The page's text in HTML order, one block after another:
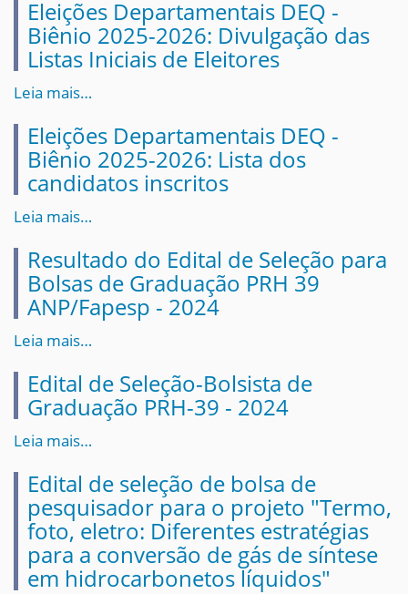
Eleições Departamentais DEQ -
Biênio 2025-2026: Divulgação das
Listas Iniciais de Eleitores
Leia mais…
Eleições Departamentais DEQ -
Biênio 2025-2026: Lista dos
candidatos inscritos
Leia mais…
Resultado do Edital de Seleção para
Bolsas de Graduação PRH 39
ANP/Fapesp - 2024
Leia mais…
Edital de Seleção-Bolsista de
Graduação PRH-39 - 2024
Leia mais…
Edital de seleção de bolsa de
pesquisador para o projeto "Termo,
foto, eletro: Diferentes estratégias
para a conversão de gás de síntese
em hidrocarbonetos líquidos"